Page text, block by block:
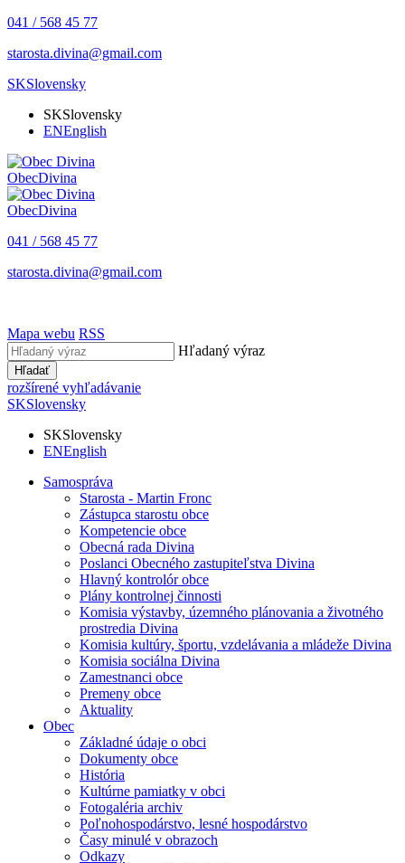
041 / 568 45 77
starosta.divina@gmail.com
SKSlovensky
SKSlovensky
ENEnglish
ObecDivina
ObecDivina
041 / 568 45 77
starosta.divina@gmail.com
Mapa webu RSS
Hľadaný výraz
Hľadať
rozšírené vyhľadávanie
SKSlovensky
SKSlovensky
ENEnglish
Samospráva
Starosta - Martin Fronc
Zástupca starostu obce
Kompetencie obce
Obecná rada Divina
Poslanci Obecného zastupiteľstva Divina
Hlavný kontrolór obce
Plány kontrolnej činnosti
Komisia výstavby, územného plánovania a životného
prostredia Divina
Komisia kultúry, športu, vzdelávania a mládeže Divina
Komisia sociálna Divina
Zamestnanci obce
Premeny obce
Aktuality
Obec
Základné údaje o obci
Dokumenty obce
História
Kultúrne pamiatky v obci
Fotogaléria archiv
Poľnohospodárstvo, lesné hospodárstvo
Časy minulé v obrazoch
Odkazy